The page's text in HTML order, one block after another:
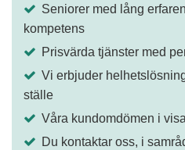
Seniorer med lång
kompetens
Prisvärda tjänster med
Vi erbjuder
ställe
Våra kundomdömen i
Du kontaktar oss, i